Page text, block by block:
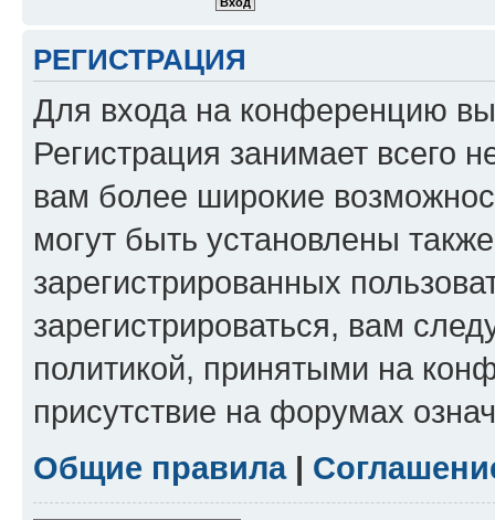
РЕГИСТРАЦИЯ
Для входа на конференцию
Регистрация занимает всего
вам более широкие
могут быть установлены
зарегистрированных
зарегистрироваться, вам
политикой, принятыми на
присутствие на форумах
Общие правила|